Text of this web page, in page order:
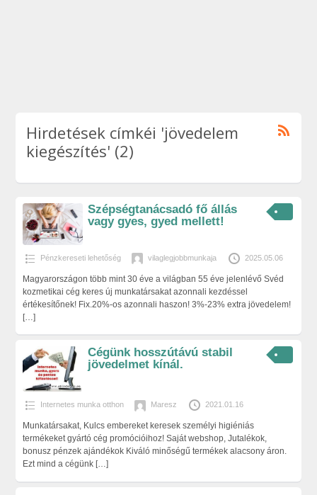
Hirdetések címkéi 'jövedelem
kiegészítés' (2)
Szépségtanácsadó fő állás
vagy gyes, gyed mellett!
Pénzkereseti lehetőség vilaglegjobbmunkaja 2025.05.06
Magyarországon több mint 30 éve a világban 55 éve jelenlévő Svéd
kozmetikai cég keres új munkatársakat azonnali kezdéssel
értékesítőnek! Fix.20%-os azonnali haszon! 3%-23% extra jövedelem!
[…]
Cégünk hosszútávú stabil
jövedelmet kínál.
Internetes munka otthon Maresz 2021.01.16
Munkatársakat, Kulcs embereket keresek személyi higiéniás
termékeket gyártó cég promócióihoz! Saját webshop, Jutalékok,
bonusz pénzek ajándékok Kiváló minőségű termékek alacsony áron.
Ezt mind a cégünk […]